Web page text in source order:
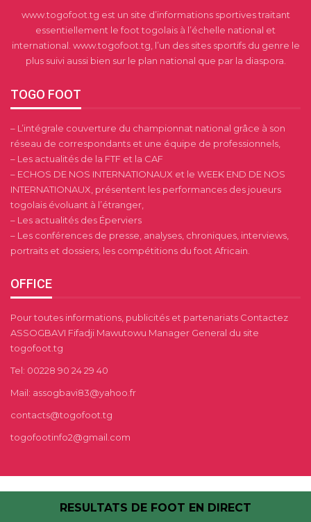
www.togofoot.tg est un site d’informations sportives traitant
essentiellement le foot togolais à l’échelle national et
international. www.togofoot.tg, l’un des sites sportifs du genre le
plus suivi aussi bien sur le plan national que par la diaspora.
TOGO FOOT
– L’intégrale couverture du championnat national grâce à son
réseau de correspondants et une équipe de professionnels,
– Les actualités de la FTF et la CAF
– ECHOS DE NOS INTERNATIONAUX et le WEEK END DE NOS
INTERNATIONAUX, présentent les performances des joueurs
togolais évoluant à l’étranger,
– Les actualités des Éperviers
– Les conférences de presse, analyses, chroniques, interviews,
portraits et dossiers, les compétitions du foot Africain.
OFFICE
Pour toutes informations, publicités et partenariats Contactez
ASSOGBAVI Fifadji Mawutowu Manager General du site
togofoot.tg
Tel: 00228 90 24 29 40
Mail: assogbavi83@yahoo.fr
contacts@togofoot.tg
togofootinfo2@gmail.com
RESULTATS DE FOOT EN DIRECT